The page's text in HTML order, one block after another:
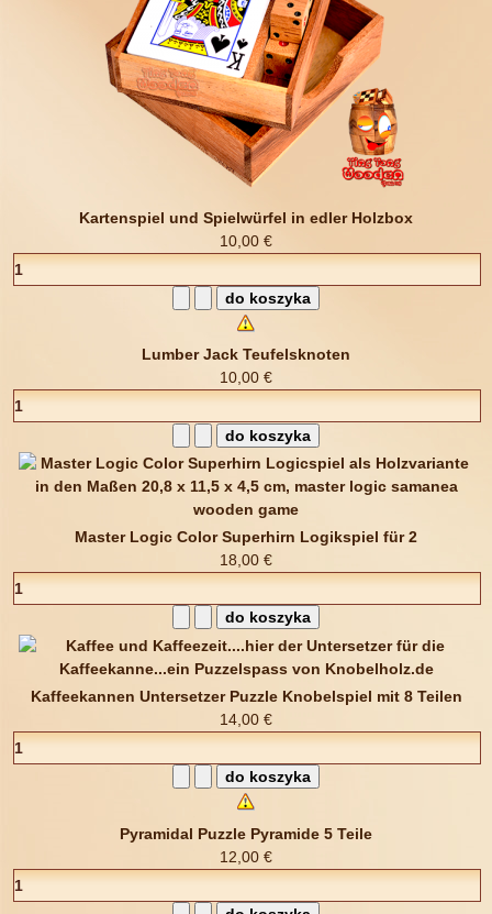
Kartenspiel und Spielwürfel in edler Holzbox
10,00 €
Lumber Jack Teufelsknoten
10,00 €
Master Logic Color Superhirn Logikspiel für 2
18,00 €
Kaffeekannen Untersetzer Puzzle Knobelspiel mit 8 Teilen
14,00 €
Pyramidal Puzzle Pyramide 5 Teile
12,00 €